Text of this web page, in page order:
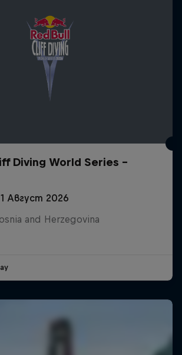
Diving World Series -
Август 2026
and Herzegovina